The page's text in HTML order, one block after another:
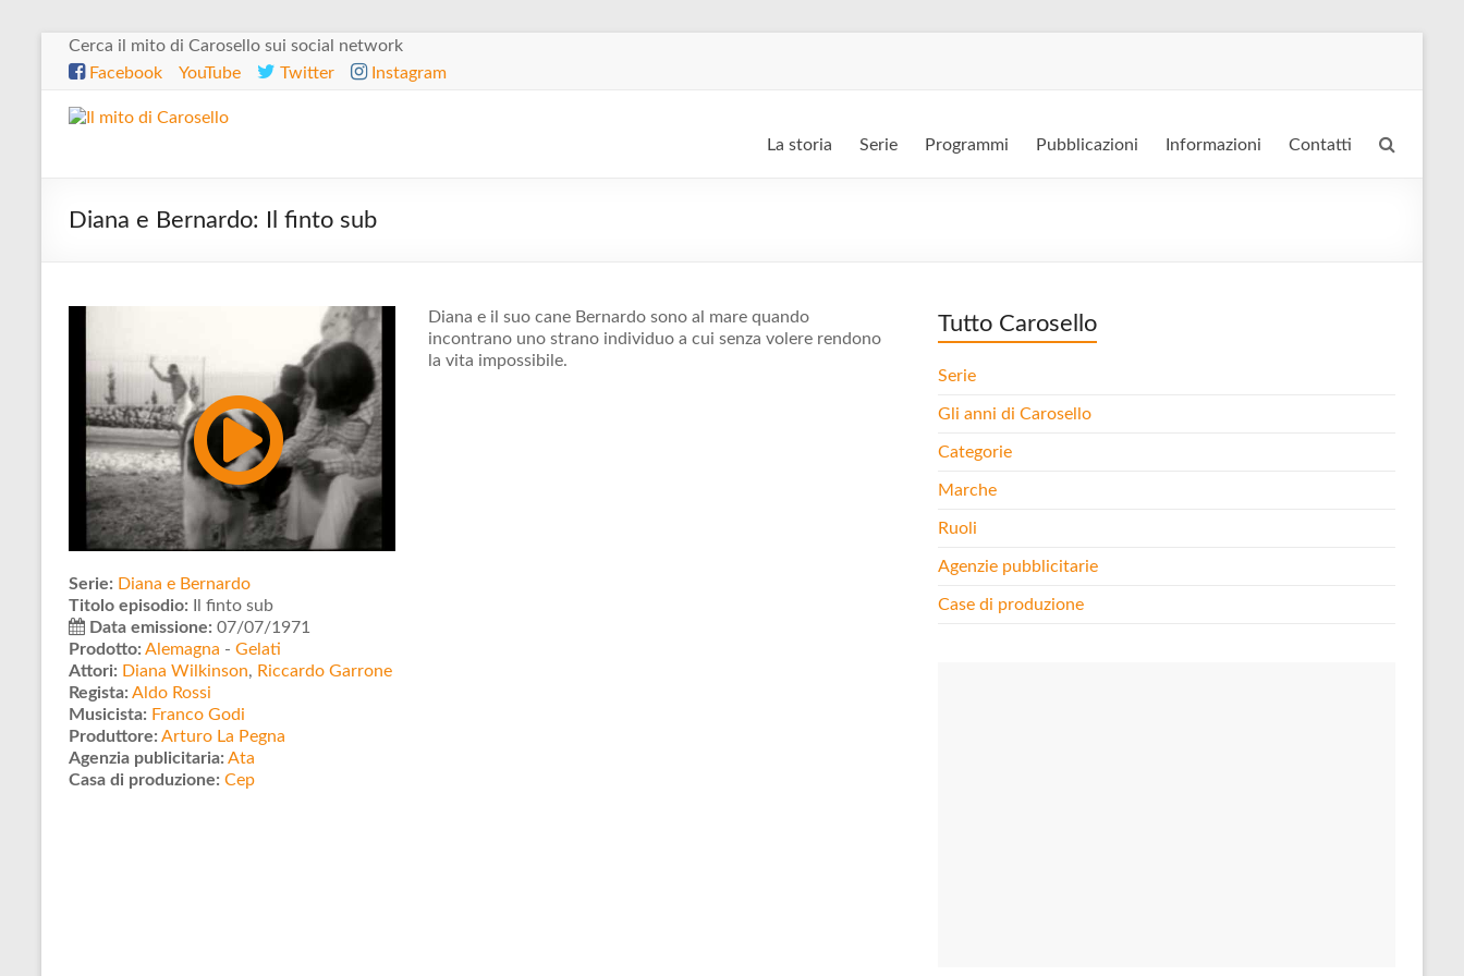
SaltaCerca il mito di Carosello sui social network
Facebook
YouTube Twitter Instagram
Il
di
La storia Serie Programmi Pubblicazioni Informazioni Contatti
Diana e Bernardo: Il finto sub
Diana e il suo cane Bernardo sono al mare quando
incontrano uno strano individuo a cui senza volere rendono
la vita impossibile.
Serie: Diana e Bernardo
Titolo episodio: Il finto sub
Data emissione: 07/07/1971
Prodotto: Alemagna - Gelati
Attori: Diana Wilkinson, Riccardo Garrone
Regista: Aldo Rossi
Musicista: Franco Godi
Produttore: Arturo La Pegna
Agenzia publicitaria: Ata
Casa di produzione: Cep
Tutto Carosello
Serie
Gli anni di Carosello
Categorie
Marche
Ruoli
Agenzie pubblicitarie
Case di produzione